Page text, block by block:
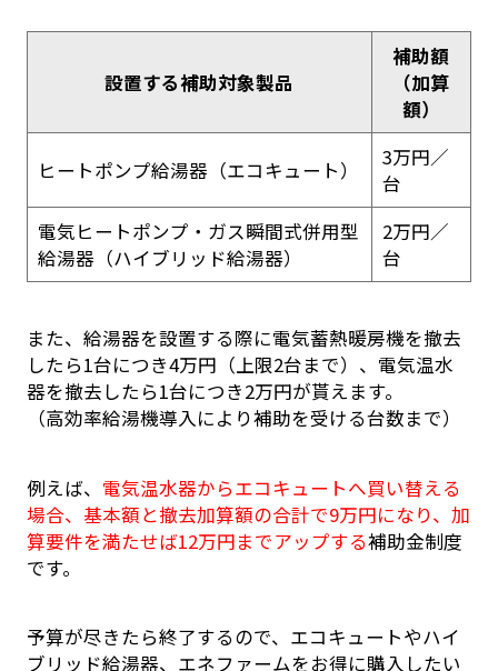
設置する補助対象製品
補助額
（加算
額）
ヒートポンプ給湯器（エコキュート）
3万円／
台
電気ヒートポンプ・ガス瞬間式併用型
給湯器（ハイブリッド給湯器）
2万円／
台
また、給湯器を設置する際に電気蓄熱暖房機を撤去
したら1台につき4万円（上限2台まで）、電気温水
器を撤去したら1台につき2万円が貰えます。
（高効率給湯機導入により補助を受ける台数まで）
例えば、 電気温水器からエコキュートへ買い替える
場合、基本額と撤去加算額の合計で9万円になり、加
算要件を満たせば12万円までアップする補助金制度
です。
予算が尽きたら終了するので、エコキュートやハイ
ブリッド給湯器、エネファームをお得に購入したい